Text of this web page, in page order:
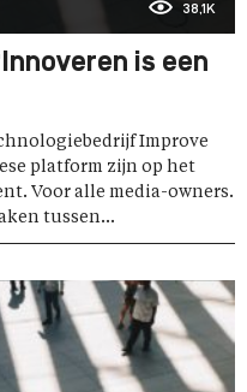
38,1K
is een
Improve
platform zijn op het
Voor alle media-owners.
tussen...